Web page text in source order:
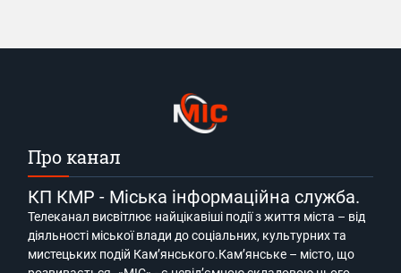
Про канал
КП КМР - Міська інформаційна служба.
Телеканал висвітлює найцікавіші події з життя міста – від
діяльності міської влади до соціальних, культурних та
мистецьких подій Кам’янського.Кам’янське – місто, що